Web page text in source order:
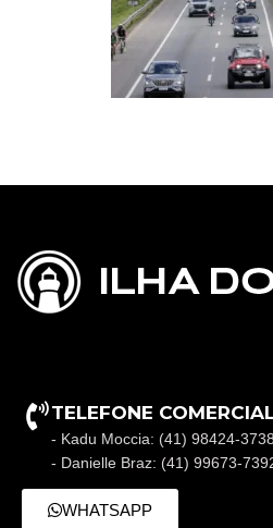
TELEFONE
- Kadu Moccia: (41) 98424-3738
- Danielle Braz: (41) 99673-
WHATSAPP